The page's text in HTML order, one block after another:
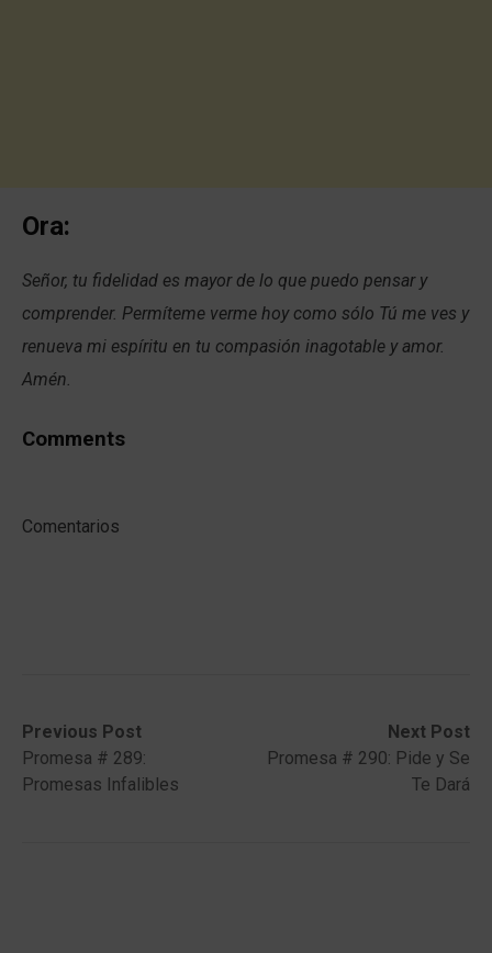
Ora:
Señor, tu fidelidad es mayor de lo que puedo pensar y
comprender. Permíteme verme hoy como sólo Tú me ves y
renueva mi espíritu en tu compasión inagotable y amor.
Amén.
Comments
Comentarios
Post
navigation
Previous Post
Previous
post:Promesa # 289:
Promesas Infalibles
Next Post
Next
post:
Promesa # 290: Pide y Se
Te Dará